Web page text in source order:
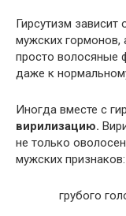
Гирсутизм
мужских гормонов,
просто волосяные
даже к
Иногда вместе с
вирилизацию.
не только
мужских признаков:
грубого